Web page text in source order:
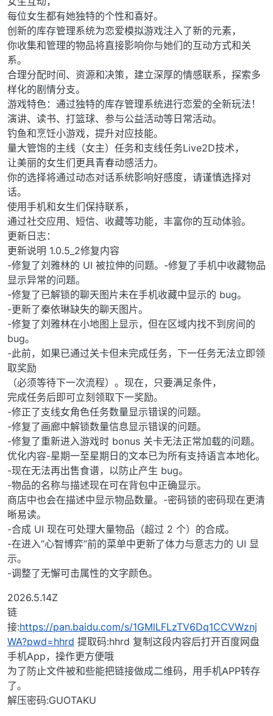
每位女生都有她独特的个性和喜好。
创新的库存管理系统为恋爱模拟游戏注入了新的元素，
你收集和管理的物品将直接影响你与她们的互动方式和关
系。
合理分配时间、资源和决策，建立深厚的情感联系，探索多
样化的剧情分支。
游戏特色：通过独特的库存管理系统进行恋爱的全新玩法！
演讲、读书、打篮球、参与公益活动等日常活动。
钓鱼和烹饪小游戏，提升对应技能。
量大管饱的主线（女主）任务和支线任务Live2D技术，
让美丽的女生们更具青春动感活力。
你的选择将通过动态对话系统影响好感度，请谨慎选择对
话。
使用手机和女生们保持联系，
通过社交应用、短信、收藏等功能，丰富你的互动体验。
更新日志：
更新说明 1.0.5_2修复内容
-修复了刘雅林的 UI 被拉伸的问题。-修复了手机中收藏物品
显示异常的问题。
-修复了已解锁的聊天图片未在手机收藏中显示的 bug。
-更新了秦依琳缺失的聊天图片。
-修复了刘雅林在小地图上显示，但在区域内找不到房间的
bug。
-此前，如果已通过关卡但未完成任务，下一任务无法立即领
取奖励
（必须等待下一次流程）。现在，只要满足条件，
完成任务后即可立刻领取下一奖励。
-修正了支线女角色任务数量显示错误的问题。
-修复了画廊中解锁数量信息显示错误的问题。
-修复了重新进入游戏时 bonus 关卡无法正常加载的问题。
优化内容-星期一至星期日的文本已为所有支持语言本地化。
-现在无法再出售食谱，以防止产生 bug。
-物品的名称与描述现在可在背包中正确显示。
商店中也会在描述中显示物品数量。-密码锁的密码现在更清
晰易读。
-合成 UI 现在可处理大量物品（超过 2 个）的合成。
-在进入“心智博弈”前的菜单中更新了体力与意志力的 UI 显
示。
-调整了无懈可击属性的文字颜色。
2026.5.14Z
链
接:https://pan.baidu.com/s/1GMlLFLzTV6Dq1CCVWznj
WA?pwd=hhrd 提取码:hhrd 复制这段内容后打开百度网盘
手机App，操作更方便哦
为了防止文件被和些能把链接做成二维码，用手机APP转存
了。
解压密码:GUOTAKU